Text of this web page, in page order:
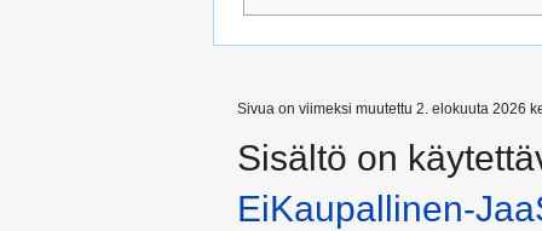
Sivua on viimeksi muutettu 2. elokuuta 2026
Sisältö on
EiKaupallinen-